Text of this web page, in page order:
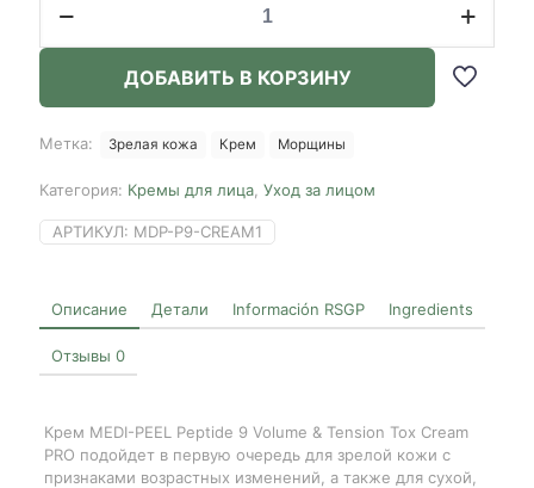
Описание Детали Información RSGP Ingredients
Отзывы 0
Крем MEDI-PEEL Peptide 9 Volume & Tension Tox Cream
PRO подойдет в первую очередь для зрелой кожи с
признаками возрастных изменений, а также для сухой,
товара
9
&
Tox
Cream
PRO,
ДОБАВИТЬ В КОРЗИНУ
Метка: Зрелая кожа Крем Морщины
Категория: Кремы для лица Уход за лицом
АРТИКУЛ: MDP-P9-CREAM1